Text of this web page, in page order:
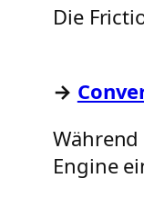
Die
→
Engine